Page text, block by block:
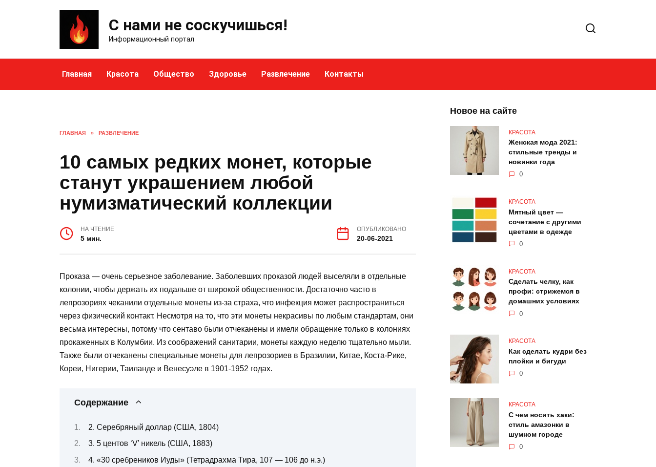
С нами не соскучишься!
Информационный портал
Главная Красота Общество Здоровье Развлечение Контакты
ГЛАВНАЯ » РАЗВЛЕЧЕНИЕ
10 самых редких монет, которые
станут украшением любой
нумизматический коллекции
НА ЧТЕНИЕ
5 мин.
ОПУБЛИКОВАНО
20-06-2021
Проказа — очень серьезное заболевание. Заболевших проказой людей выселяли в отдельные
колонии, чтобы держать их подальше от широкой общественности. Достаточно часто в
лепрозориях чеканили отдельные монеты из-за страха, что инфекция может распространиться
через физический контакт. Несмотря на то, что эти монеты некрасивы по любым стандартам, они
весьма интересны, потому что сентаво были отчеканены и имели обращение только в колониях
прокаженных в Колумбии. Из соображений санитарии, монеты каждую неделю тщательно мыли.
Также были отчеканены специальные монеты для лепрозориев в Бразилии, Китае, Коста-Рике,
Кореи, Нигерии, Таиланде и Венесуэле в 1901-1952 годах.
Содержание
2. Серебряный доллар (США, 1804)
3. 5 центов ‘V’ никель (США, 1883)
4. «30 сребреников Иуды» (Тетрадрахма Тира, 107 — 106 до н.э.)
Новое на сайте
КРАСОТА
Женская мода 2021:
стильные тренды и
новинки года
0
КРАСОТА
Мятный цвет —
сочетание с другими
цветами в одежде
0
КРАСОТА
Сделать челку, как
профи: стрижемся в
домашних условиях
0
КРАСОТА
Как сделать кудри без
плойки и бигуди
0
КРАСОТА
С чем носить хаки:
стиль амазонки в
шумном городе
0